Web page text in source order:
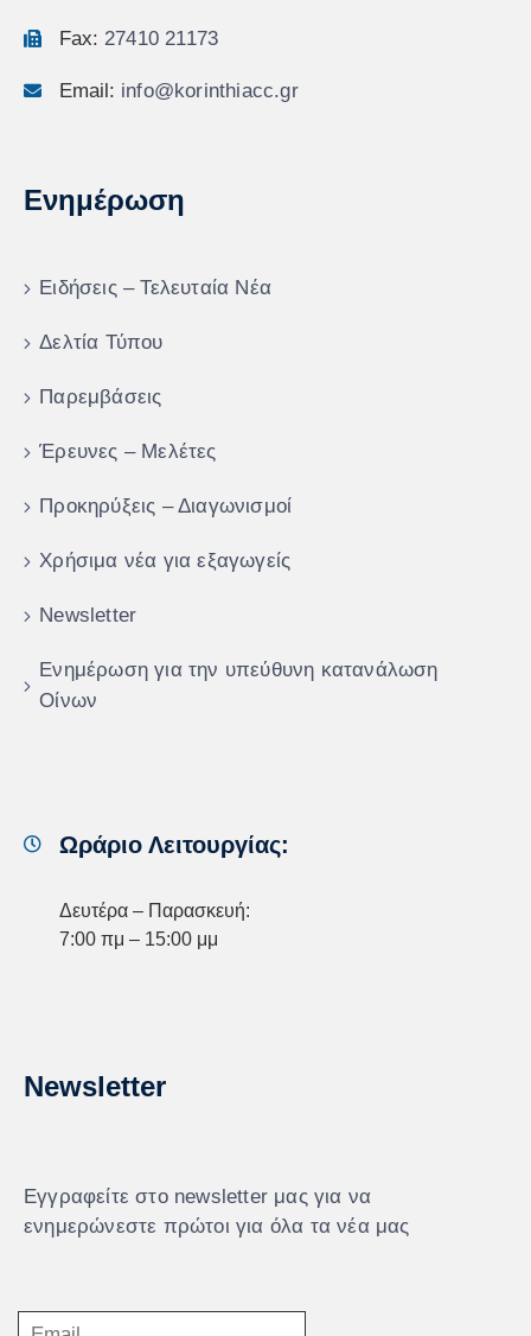
Fax: 27410 21173
Email: info@korinthiacc.gr
Ενημέρωση
Ειδήσεις – Τελευταία Νέα
Δελτία Τύπου
Παρεμβάσεις
Έρευνες – Μελέτες
Προκηρύξεις – Διαγωνισμοί
Χρήσιμα νέα για εξαγωγείς
Newsletter
Ενημέρωση για την υπεύθυνη κατανάλωση
Οίνων
Ωράριο Λειτουργίας:
Δευτέρα – Παρασκευή:
7:00 πμ – 15:00 μμ
Newsletter
Εγγραφείτε στο newsletter μας για να
ενημερώνεστε πρώτοι για όλα τα νέα μας